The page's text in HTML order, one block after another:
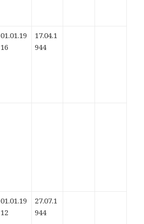
01.01.19
16
17.04.1
944
01.01.19
12
27.07.1
944